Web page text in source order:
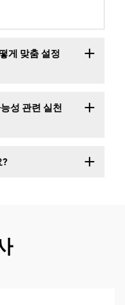
게 맞춤 설정
성 관련 실천
?